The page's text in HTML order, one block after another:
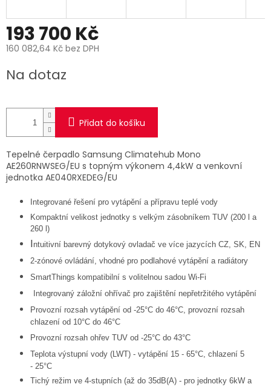
193 700 Kč
160 082,64 Kč bez DPH
cena:
Na dotaz
Přidat do košíku
Tepelné čerpadlo Samsung Climatehub Mono
AE260RNWSEG/EU s topným výkonem 4,4kW a venkovní
jednotka AE040RXEDEG/EU
Integrované řešení pro vytápění a přípravu teplé vody
Kompaktní velikost jednotky s velkým zásobníkem TUV (200 l a
260 l)
ntuitivní barevný dotykový ovladač ve více jazycích CZ, SK, EN
2-zónové ovládání, vhodné pro podlahové vytápění a radiátory
SmartThings kompatibilní s volitelnou sadou Wi-Fi
Integrovaný záložní ohřívač pro zajištění nepřetržitého vytápění
Provozní rozsah vytápění od -25°C do 46°C, provozní rozsah
chlazení od 10°C do 46°C
Provozní rozsah ohřev TUV od -25°C do 43°C
Teplota výstupní vody (LWT) - vytápění 15 - 65°C, chlazení 5
- 25°C
Tichý režim ve 4-stupních (až do 35dB(A) - pro jednotky 6kW a